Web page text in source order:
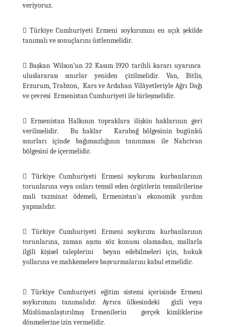
veriyoruz.
 Türkiye Cumhuriyeti Ermeni soykırımını en açık şekilde
tanımalı ve sonuçlarını üstlenmelidir.
 Başkan Wilson’un 22 Kasım 1920 tarihli kararı uyarınca
uluslararası sınırlar yeniden çizilmelidir. Van, Bitlis,
Erzurum, Trabzon, Kars ve Ardahan Vilâyetleriyle Ağrı Dağı
ve çevresi Ermenistan Cumhuriyeti ile birleşmelidir.
 Ermenistan Halkının topraklara ilişkin haklarının geri
verilmelidir. Bu haklar Karabağ bölgesinin bugünkü
sınırları içinde bağımsızlığının tanınması ile Nahcivan
bölgesini de içermelidir.
 Türkiye Cumhuriyeti Ermeni soykırımı kurbanlarının
torunlarına veya onları temsil eden örgütlerin temsilcilerine
mali tazminat ödemeli, Ermenistan’a ekonomik yardım
yapmalıdır.
 Türkiye Cumhuriyeti Ermeni soykırımı kurbanlarının
torunlarına, zaman aşımı söz konusu olamadan, mallarla
ilgili kişisel taleplerini beyan edebilmeleri için, hukuk
yollarına ve mahkemelere başvurmalarını kabul etmelidir.
 Türkiye Cumhuriyeti eğitim sistemi içerisinde Ermeni
soykırımını tanımalıdır. Ayrıca ülkesindeki gizli veya
Müslümanlaştırılmış Ermenilerin gerçek kimliklerine
dönmelerine izin vermelidir.